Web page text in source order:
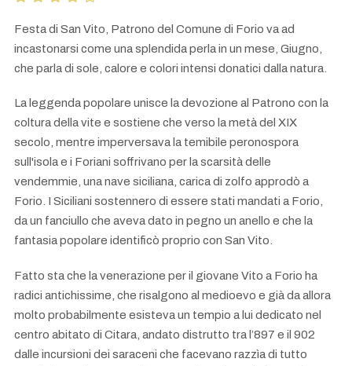
Festa di San Vito, Patrono del Comune di Forio va ad
incastonarsi come una splendida perla in un mese, Giugno,
che parla di sole, calore e colori intensi donatici dalla natura.
La leggenda popolare unisce la devozione al Patrono con la
coltura della vite e sostiene che verso la metà del XIX
secolo, mentre imperversava la temibile peronospora
sull'isola e i Foriani soffrivano per la scarsità delle
vendemmie, una nave siciliana, carica di zolfo approdò a
Forio. I Siciliani sostennero di essere stati mandati a Forio,
da un fanciullo che aveva dato in pegno un anello e che la
fantasia popolare identificò proprio con San Vito.
Fatto sta che la venerazione per il giovane Vito a Forio ha
radici antichissime, che risalgono al medioevo e già da allora
molto probabilmente esisteva un tempio a lui dedicato nel
centro abitato di Citara, andato distrutto tra l’897 e il 902
dalle incursioni dei saraceni che facevano razzìa di tutto